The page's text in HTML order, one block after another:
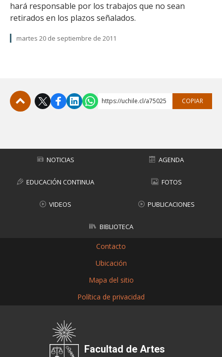
hará responsable por los trabajos que no sean
retirados en los plazos señalados.
martes 20 de septiembre de 2011
https://uchile.cl/a75025 COPIAR
NOTICIAS AGENDA
EDUCACIÓN CONTINUA FOTOS
VIDEOS PUBLICACIONES
BIBLIOTECA
Contacto
Ubicación
Mapa del sitio
Política de privacidad
Facultad de Artes